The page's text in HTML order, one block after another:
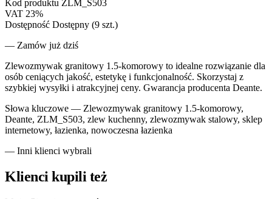
Kod produktu ZLM_S503
VAT 23%
Dostępność Dostępny (9 szt.)
— Zamów już dziś
Zlewozmywak granitowy 1.5-komorowy to idealne rozwiązanie dla
osób ceniących jakość, estetykę i funkcjonalność. Skorzystaj z
szybkiej wysyłki i atrakcyjnej ceny. Gwarancja producenta Deante.
Słowa kluczowe — Zlewozmywak granitowy 1.5-komorowy,
Deante, ZLM_S503, zlew kuchenny, zlewozmywak stalowy, sklep
internetowy, łazienka, nowoczesna łazienka
— Inni klienci wybrali
Klienci kupili też